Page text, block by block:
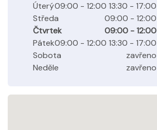
Úterý09:00 - 12:00 13:30 - 17:00
Středa
09:00 - 12:00
Čtvrtek
09:00 - 12:00
Pátek09:00 - 12:00 13:30 - 17:00
Sobota
zavřeno
Neděle
zavřeno